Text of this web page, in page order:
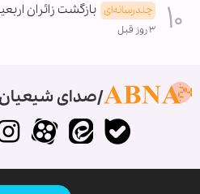
چندرسانه‌ای بازگشت زائران
۳ روز قبل
صدای